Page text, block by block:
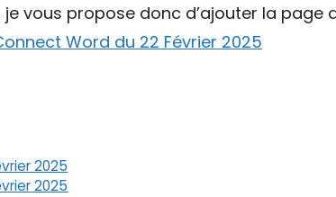
je vous propose donc d’ajouter la
Word du 22 Février 2025
2025
2025